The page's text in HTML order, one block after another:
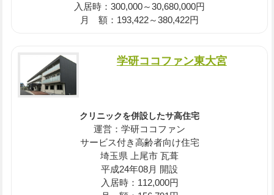
入居時：300,000～30,680,000円
月 額：193,422～380,422円
学研ココファン東大宮
クリニックを併設したサ高住宅
運営：学研ココファン
サービス付き高齢者向け住宅
埼玉県 上尾市 瓦葺
平成24年08月 開設
入居時：112,000円